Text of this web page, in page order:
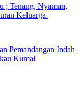
; Tenang, Nyaman,
Keluarga
Pemandangan Indah
Kumai